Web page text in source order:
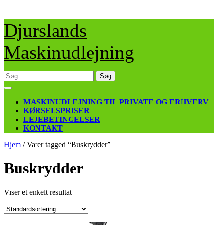
Skip
content
Djurslands
Maskinudlejning
Søg
efter:
Open
ButtonMASKINUDLEJNING TIL PRIVATE OG ERHVERV
KØRSELSPRISER
LEJEBETINGELSER
KONTAKT
CLOSE
Hjem / Varer tagged “Buskrydder”
Buskrydder
Viser et enkelt resultat